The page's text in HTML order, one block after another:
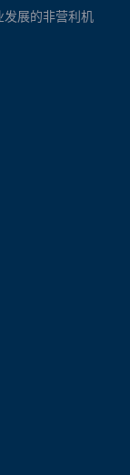
发展的非营利机